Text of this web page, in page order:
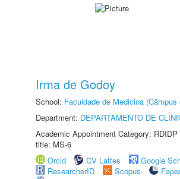
Irma de Godoy
School: Faculdade de Medicina
Department: DEPARTAMENTO DE
Academic Appointment Category:
title: MS-6
Orcid
CV Lattes
Google
ResearcherID
Scopus